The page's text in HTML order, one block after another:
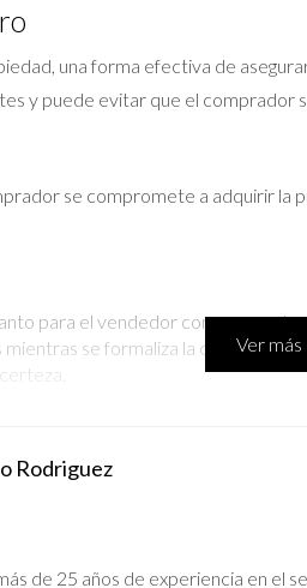
una forma efectiva de
y puede evitar que el comprador
se compromete a adquirir
para el vendedor como para el
se formaliza la compra.
Sólidos
que el comprador cumpla con
Ver más
Rodriguez
de 25 años de experiencia en el